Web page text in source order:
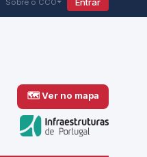
Sobre o CCO
🗺 Ver no mapa